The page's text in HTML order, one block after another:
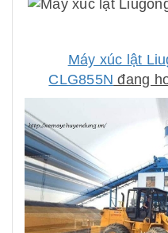
Máy xúc lật
CLG855N đang